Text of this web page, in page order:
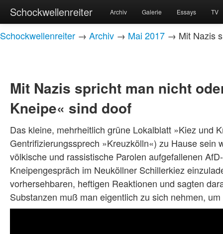
Schockwellenreiter Archiv Galerie Essays TV
Schockwellenreiter → Archiv → Mai 2017 → Mit Nazis
Mit Nazis spricht man nicht
Kneipe« sind doof
Das kleine, mehrheitlich grüne Lokalblatt »Kiez und
Gentrifizierungssprech »Kreuzkölln«) zu Hause
völkische und rassistische Parolen aufgefallenen
Kneipengespräch im Neuköllner Schillerkiez
vorhersehbaren, heftigen Reaktionen und sagten
Substanzen muß man eigentlich zu sich nehmen,